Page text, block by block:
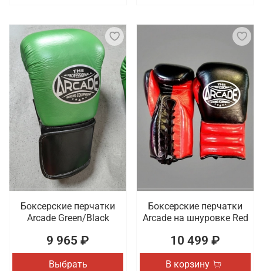
Боксерские перчатки
Arcade Green/Black
9 965 ₽
Выбрать
Боксерские перчатки
Arcade на шнуровке Red
10 499 ₽
В корзину